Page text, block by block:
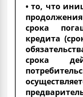
• то, что
срока
кредита
срока